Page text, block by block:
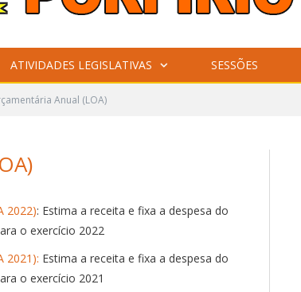
ATIVIDADES LEGISLATIVAS SESSÕES
Anual (LOA)
2022): Estima a receita e fixa a despesa do
o exercício 2022
2021): Estima a receita e fixa a despesa do
o exercício 2021